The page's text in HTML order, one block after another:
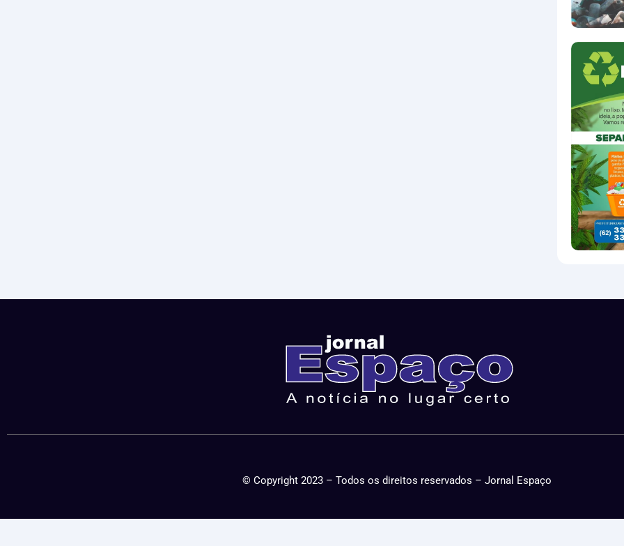
© Copyright 2023 – Todos os direitos reservados – Jornal Espaço